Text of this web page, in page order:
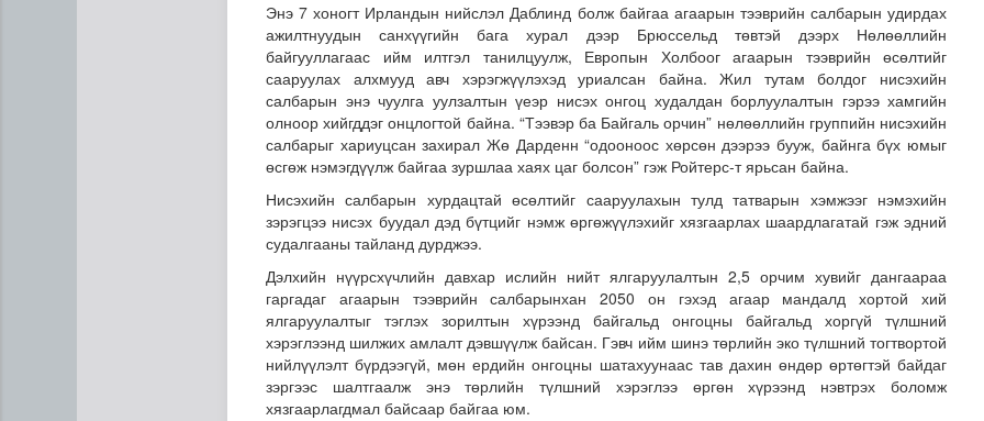
Монгол Улсын эмэгтэй шигшээ баг Азийн наадам-д оролцохоор бэлтгэлээ хангаж бай..
Энэ 7 хоногт Ирландын нийслэл Даблинд болж байгаа агаарын тээврийн салбарын удирдах
ажилтнуудын санхүүгийн бага хурал дээр Брюссельд төвтэй дээрх Нөлөөллийн
байгууллагаас ийм илтгэл танилцуулж, Европын Холбоог агаарын тээврийн өсөлтийг
сааруулах алхмууд авч хэрэгжүүлэхэд уриалсан байна. Жил тутам болдог нисэхийн
салбарын энэ чуулга уулзалтын үеэр нисэх онгоц худалдан борлуулалтын гэрээ хамгийн
олноор хийгддэг онцлогтой байна. “Тээвэр ба Байгаль орчин” нөлөөллийн группийн нисэхийн
салбарыг хариуцсан захирал Жө Дарденн “одооноос хөрсөн дээрээ бууж, байнга бүх юмыг
өсгөж нэмэгдүүлж байгаа зуршлаа хаях цаг болсон” гэж Ройтерс-тярьсан байна.
Нисэхийн салбарын хурдацтай өсөлтийг сааруулахын тулд татварын хэмжээг нэмэхийн
зэрэгцээ нисэх буудал дэд бүтцийг нэмж өргөжүүлэхийг хязгаарлах шаардлагатай гэж эдний
судалгааны тайланд дурджээ.
Дэлхийн нүүрсхүчлийн давхар ислийн нийт ялгаруулалтын 2,5 орчим хувийг дангаараа
гаргадаг агаарын тээврийн салбарынхан 2050 он гэхэд агаар мандалд хортой хий
ялгаруулалтыг тэглэх зорилтын хүрээнд байгальд онгоцны байгальд хоргүй түлшний
хэрэглээнд шилжих амлалт дэвшүүлж байсан. Гэвч ийм шинэ төрлийн эко түлшний тогтвортой
нийлүүлэлт бүрдээгүй, мөн ердийн онгоцны шатахуунаас тав дахин өндөр өртөгтэй байдаг
зэргээс шалтгаалж энэ төрлийн түлшний хэрэглээ өргөн хүрээнд нэвтрэх боломж
хязгаарлагдмал байсаар байгаа юм.